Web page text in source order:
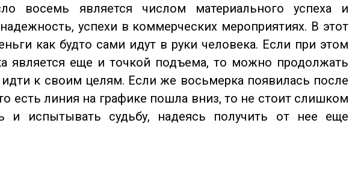
восемь является числом материального успеха и
успехи в коммерческих мероприятиях. В этот
как будто сами идут в руки человека. Если при этом
является еще и точкой подъема, то можно продолжать
идти к своим целям. Если же восьмерка появилась после
есть линия на графике пошла вниз, то не стоит слишком
и испытывать судьбу, надеясь получить от нее еще